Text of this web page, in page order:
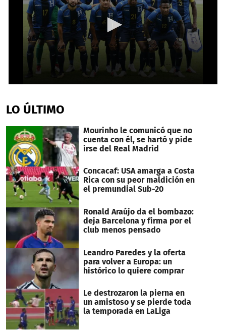
of
59
LO ÚLTIMO
Mourinho le comunicó que no
cuenta con él, se hartó y pide
irse del Real Madrid
Concacaf: USA amarga a Costa
Rica con su peor maldición en
el premundial Sub-20
Ronald Araújo da el bombazo:
deja Barcelona y firma por el
club menos pensado
Leandro Paredes y la oferta
para volver a Europa: un
histórico lo quiere comprar
Le destrozaron la pierna en
un amistoso y se pierde toda
la temporada en LaLiga